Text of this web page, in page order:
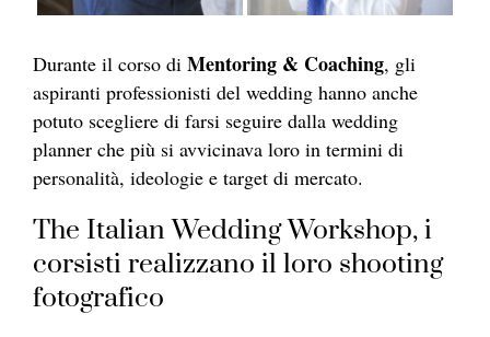
Durante il corso di Mentoring & Coaching, gli
aspiranti professionisti del wedding hanno anche
potuto scegliere di farsi seguire dalla wedding
planner che più si avvicinava loro in termini di
personalità, ideologie e target di mercato.
The Italian Wedding Workshop, i
corsisti realizzano il loro shooting
fotografico